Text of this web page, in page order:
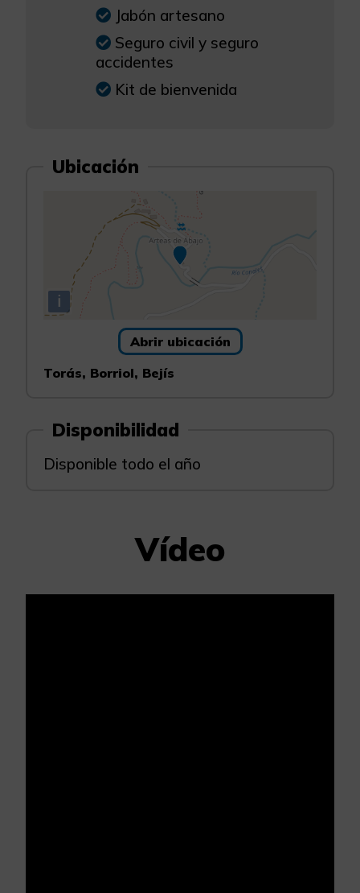
Jabón artesano
Seguro civil y seguro
accidentes
Kit de bienvenida
Ubicación
i
Abrir ubicación
Torás, Borriol, Bejís
Disponibilidad
Disponible todo el año
Vídeo